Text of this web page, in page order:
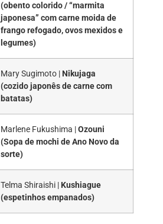
(obento colorido / “marmita
japonesa” com carne moida de
frango refogado, ovos mexidos e
legumes)
Mary Sugimoto | Nikujaga
(cozido japonês de carne com
batatas)
Marlene Fukushima |Ozouni
(Sopa de mochi de Ano Novo da
sorte)
Telma Shiraishi | Kushiague
(espetinhos empanados)